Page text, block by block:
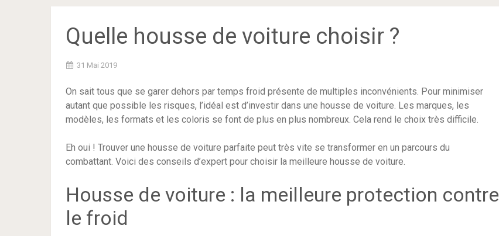
Quelle housse de voiture choisir ?
31 Mai 2019
On sait tous que se garer dehors par temps froid présente de multiples inconvénients. Pour minimiser
autant que possible les risques, l’idéal est d’investir dans une housse de voiture. Les marques, les
modèles, les formats et les coloris se font de plus en plus nombreux. Cela rend le choix très difficile.
Eh oui ! Trouver une housse de voiture parfaite peut très vite se transformer en un parcours du
combattant. Voici des conseils d’expert pour choisir la meilleure housse de voiture.
Housse de voiture : la meilleure protection contre
le froid